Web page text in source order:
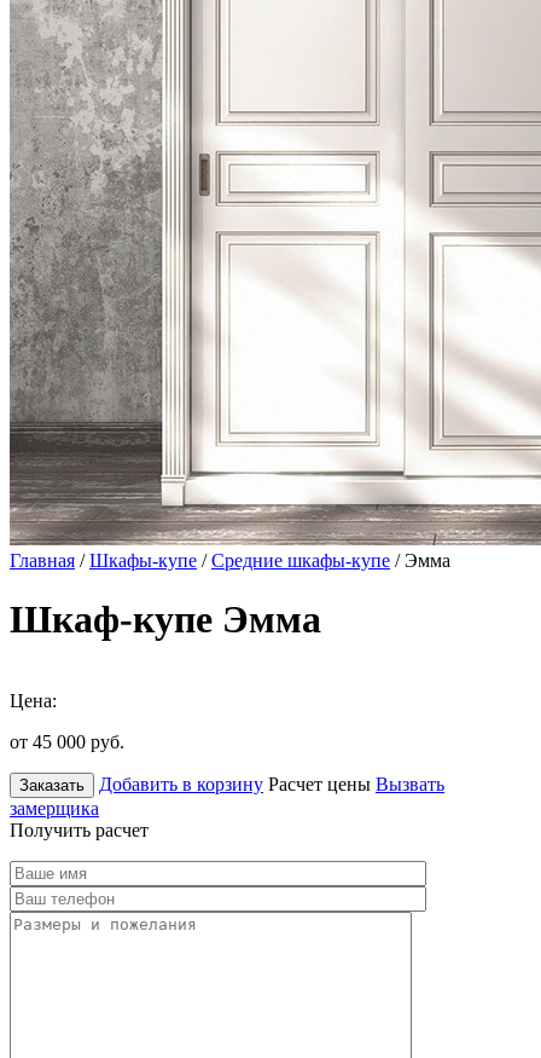
Главная /Шкафы-купе /Средние шкафы-купе / Эмма
Шкаф-купе Эмма
Цена:
от 45 000 руб.
Заказать Добавить в корзину Расчет цены Вызвать
замерщика
Получить расчет